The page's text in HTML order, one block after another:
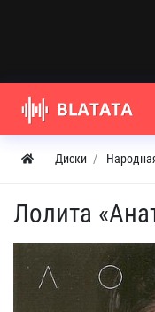
Диски
Лолита